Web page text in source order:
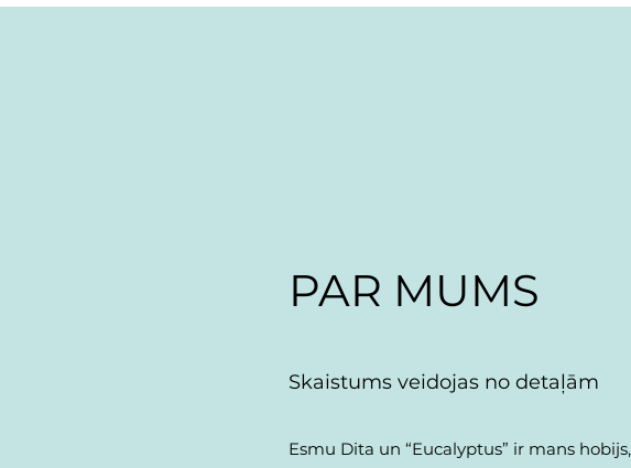
PAR MUMS
Skaistums veidojas no detaļām
Esmu Dita un “Eucalyptus” ir mans hobijs,